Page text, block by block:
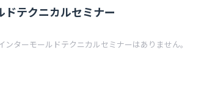
ドテクニカルセミナー
ンターモールドテクニカルセミナーはありません。